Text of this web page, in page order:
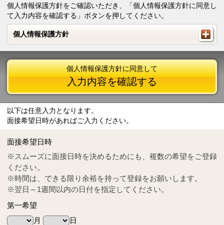
個人情報保護方針をご確認いただき、「個人情報保護方針に同意し
て入力内容を確認する」ボタンを押してください。
個人情報保護方針
個人情報保護方針
Tel
0570-55-0314
個人情報保護方針に同意して
入力内容を確認する
以下は任意入力となります。
面接希望日時があればご入力ください。
面接希望日時
※スムーズに面接日時を決めるためにも、複数の希望をご登録
ください。
※時間は、できる限り余裕を持って登録をお願いします。
※翌日～1週間以内の日付を指定してください。
第一希望
月
日